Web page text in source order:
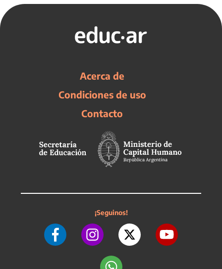
Acerca de
Condiciones de uso
Contacto
¡Seguinos!